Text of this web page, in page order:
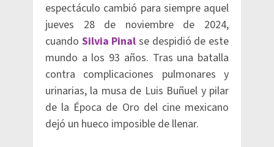
espectáculo cambió para siempre aquel
jueves 28 de noviembre de 2024,
cuando Silvia Pinal se despidió de este
mundo a los 93 años. Tras una batalla
contra complicaciones pulmonares y
urinarias, la musa de Luis Buñuel y pilar
de la Época de Oro del cine mexicano
dejó un hueco imposible de llenar.